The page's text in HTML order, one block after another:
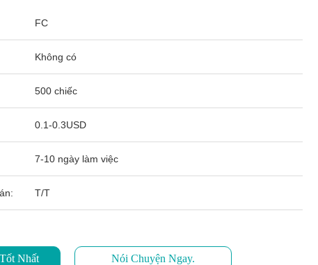
FC
Không có
500 chiếc
0.1-0.3USD
7-10 ngày làm việc
T/T
Nhất Nói Chuyện Ngay.